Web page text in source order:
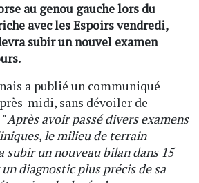
au genou gauche lors du
avec les Espoirs vendredi,
subir un nouvel examen
a publié un communiqué
midi, sans dévoiler de
Après avoir passé divers examens
le milieu de terrain
un nouveau bilan dans 15
diagnostic plus précis de sa